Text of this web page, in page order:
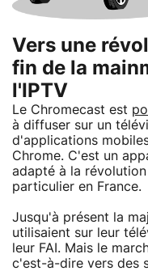
Vers une
fin de la
l'IPTV
Le Chromecast est
à diffuser sur un
d'applications
Chrome. C'est un
adapté à la
particulier en France.
Jusqu'à présent la
utilisaient sur leur
leur FAI. Mais le
c'est-à-dire vers des